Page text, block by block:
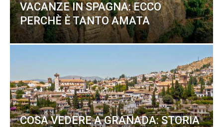
VACANZE IN SPAGNA: ECCO
PERCHÈ È TANTO AMATA
COSA VEDERE A GRANADA: STORIA